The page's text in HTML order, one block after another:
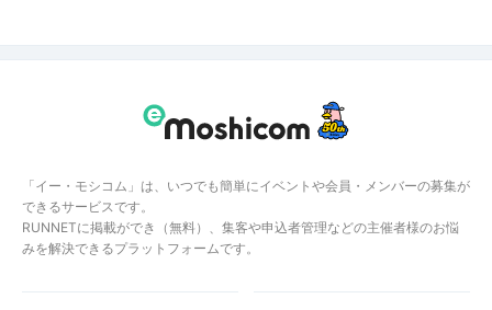
「イー・モシコム」は、いつでも簡単にイベントや会員・メンバーの募集が
できるサービスです。
RUNNETに掲載ができ（無料）、集客や申込者管理などの主催者様のお悩
みを解決できるプラットフォームです。